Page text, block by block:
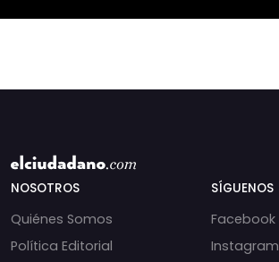
NOSOTROS
Quiénes Somos
Política Editorial
SÍGUENOS
Facebook
Instagram